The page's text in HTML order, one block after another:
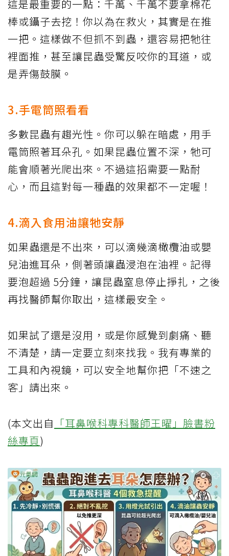
這是最重要的一點：千萬、千萬不要拿棉花
棒或鑷子去挖！你以為在救火，其實是在推
一把。這樣做不但抓不到蟲，還容易把牠往
裡面推，甚至讓昆蟲受驚反咬你的耳道，或
是弄傷鼓膜。
3.手電筒照看看
多數昆蟲有趨光性。你可以躲在暗處，用手
電筒照著耳朵孔。如果昆蟲位置不深，牠可
能會順著光爬出來。不過這招需要一點耐
心，而且這對每一種蟲的效果都不一定喔！
4.滴入食用油讓牠安靜
如果蟲還是不出來，可以滴幾滴橄欖油或嬰
兒油進耳朵，側著頭讓蟲浸泡在油裡。記得
要泡超過 5分鐘，讓昆蟲窒息停止掙扎，之後
再找醫師幫你取出，這樣最安全。
如果試了還是沒用，或是你感覺到劇痛、聽
不清楚，請一定要立刻來找我。我有專業的
工具和內視鏡，可以安全地幫你把「不速之
客」請出來。
(本文出自 「耳鼻喉科專科醫師王曜」臉書粉
絲專頁)